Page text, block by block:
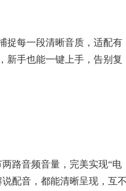
捉每一段清晰音质，适配有
新手也能一键上手，告别复
路音频音量，完美实现“电
配音，都能清晰呈现，互